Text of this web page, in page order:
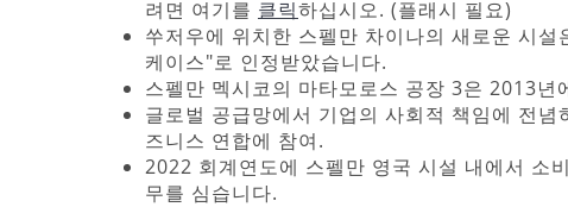
려면 여기를 클릭하십시오. (플래시 필요)
쑤저우에 위치한 스펠만 차이나의 새로운 시
케이스"로 인정받았습니다.
스펠만 멕시코의 마타모로스 공장 3은 2013년
글로벌 공급망에서 기업의 사회적 책임에 전
즈니스 연합에 참여.
2022 회계연도에 스펠만 영국 시설 내에서 소
무를 심습니다.